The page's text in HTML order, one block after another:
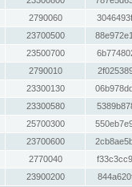
2790060
23700500
23500700
2790010
23300130
23300580
25700300
23700600
2770040
23900200